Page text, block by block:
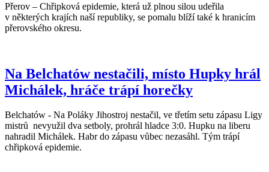
Přerov – Chřipková epidemie, která už plnou silou udeřila
v některých krajích naší republiky, se pomalu blíží také k hranicím
přerovského okresu.
Na Belchatów nestačili, místo Hupky hrál
Michálek, hráče trápí horečky
Belchatów - Na Poláky Jihostroj nestačil, ve třetím setu zápasu Ligy
mistrů nevyužil dva setboly, prohrál hladce 3:0. Hupku na liberu
nahradil Michálek. Habr do zápasu vůbec nezasáhl. Tým trápí
chřipková epidemie.